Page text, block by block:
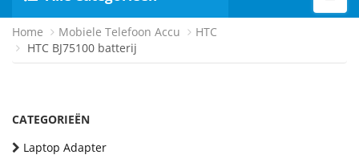
Home Mobiele Telefoon Accu
HTC
HTC BJ75100 batterij
CATEGORIEËN
Laptop Adapter